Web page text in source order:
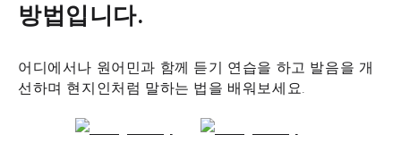
방법입니다.
어디에서나 원어민과 함께 듣기 연습을 하고 발음을 개
선하며 현지인처럼 말하는 법을 배워보세요.